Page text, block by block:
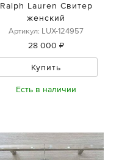
Ralph Lauren Свитер
женский
Артикул: LUX-124957
28 000 ₽
Купить
Есть в наличии